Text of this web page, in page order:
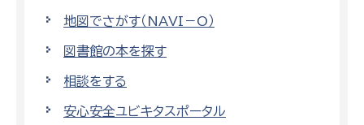
地図でさがす（NAVI－O）
図書館の本を探す
相談をする
安心安全ユビキタスポータル